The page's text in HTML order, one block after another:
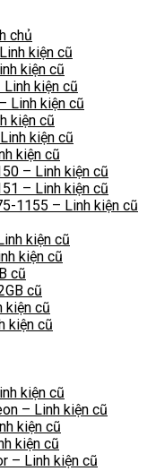
chủ
kiện cũ
kiện cũ
kiện cũ
Linh kiện cũ
kiện cũ
kiện cũ
kiện cũ
– Linh kiện cũ
– Linh kiện cũ
1155 – Linh kiện cũ
kiện cũ
kiện cũ
cũ
cũ
kiện cũ
kiện cũ
kiện cũ
– Linh kiện cũ
kiện cũ
kiện cũ
– Linh kiện cũ